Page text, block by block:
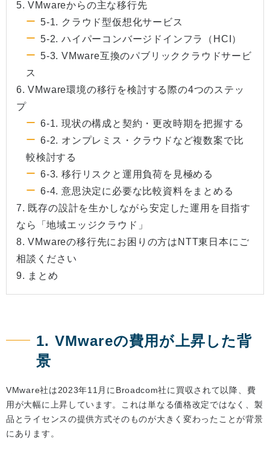
5. VMwareからの主な移行先
5-1. クラウド型仮想化サービス
5-2. ハイパーコンバージドインフラ（HCI）
5-3. VMware互換のパブリッククラウドサービ
ス
6. VMware環境の移行を検討する際の4つのステッ
プ
6-1. 現状の構成と契約・更改時期を把握する
6-2. オンプレミス・クラウドなど複数案で比
較検討する
6-3. 移行リスクと運用負荷を見極める
6-4. 意思決定に必要な比較資料をまとめる
7. 既存の設計を生かしながら安定した運用を目指す
なら「地域エッジクラウド」
8. VMwareの移行先にお困りの方はNTT東日本にご
相談ください
9. まとめ
1. VMwareの費用が上昇した背
景
VMware社は2023年11月にBroadcom社に買収されて以降、費
用が大幅に上昇しています。これは単なる価格改定ではなく、製
品とライセンスの提供方式そのものが大きく変わったことが背景
にあります。